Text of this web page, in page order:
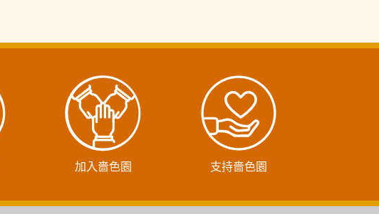
加入嗇色園 支持嗇色園